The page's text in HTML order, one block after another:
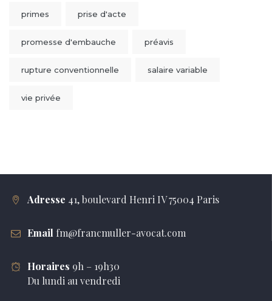
primes prise d'acte
promesse d'embauche préavis
rupture conventionnelle salaire variable
vie privée
Adresse 41, boulevard Henri IV 75004 Paris
Email fm@francmuller-avocat.com
Horaires 9h – 19h30
Du lundi au vendredi